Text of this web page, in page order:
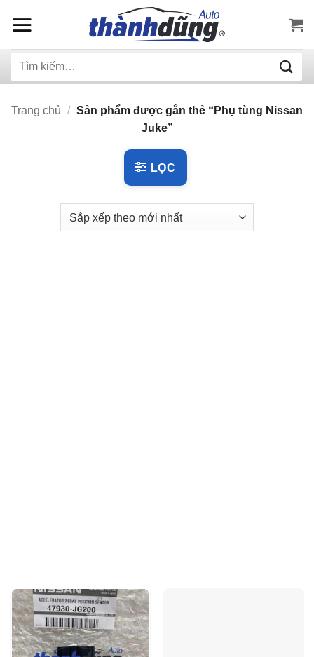
qua
dung
Tìm
Trang chủ / Sản phẩm được gắn thẻ “Phụ tùng Nissan
Juke”
LỌC